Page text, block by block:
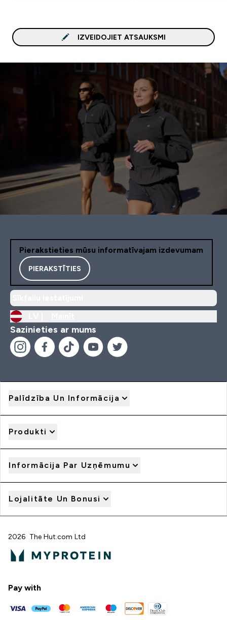
IZVEIDOJIET ATSAUKSMI
Pierakstieties mūsu informatīvajam izdevumam
PIERAKSTĪTIES
Sazinieties ar mums
Palīdzība Un Informācija
Produkti
Informācija Par Uzņēmumu
Lojalitāte Un Bonusi
2026 The Hut.com Ltd
Pay with